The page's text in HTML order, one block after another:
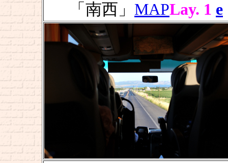
「南西」 MAPLay. 1 e